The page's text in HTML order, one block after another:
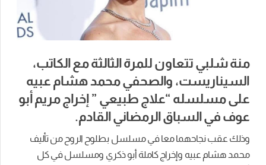
منة شلبي تتعاون للمرة الثالثة مع الكاتب،
السيناريست، والصحفي محمد هشام عبيه
على مسلسله “علاج طبيعي ” إخراج مريم أبو
عوف في السباق الرمضاني القادم.
وذلك عقب نجاحهما معا في مسلسل بطلوح الروح من تأليف
محمد هشام عبيه وإخراج كاملة أبو ذكري ومسلسل في كل